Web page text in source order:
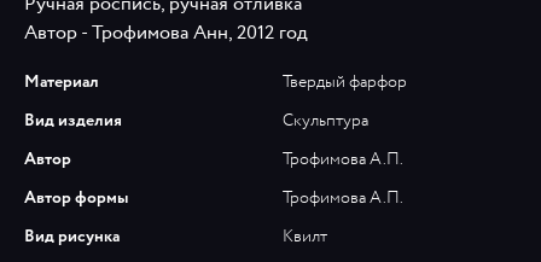
Автор - Трофимова Анн, 2012 год
Материал
Твердый фарфор
Вид изделия
Скульптура
Автор
Трофимова А.П.
Автор формы
Трофимова А.П.
Вид рисунка
Квилт